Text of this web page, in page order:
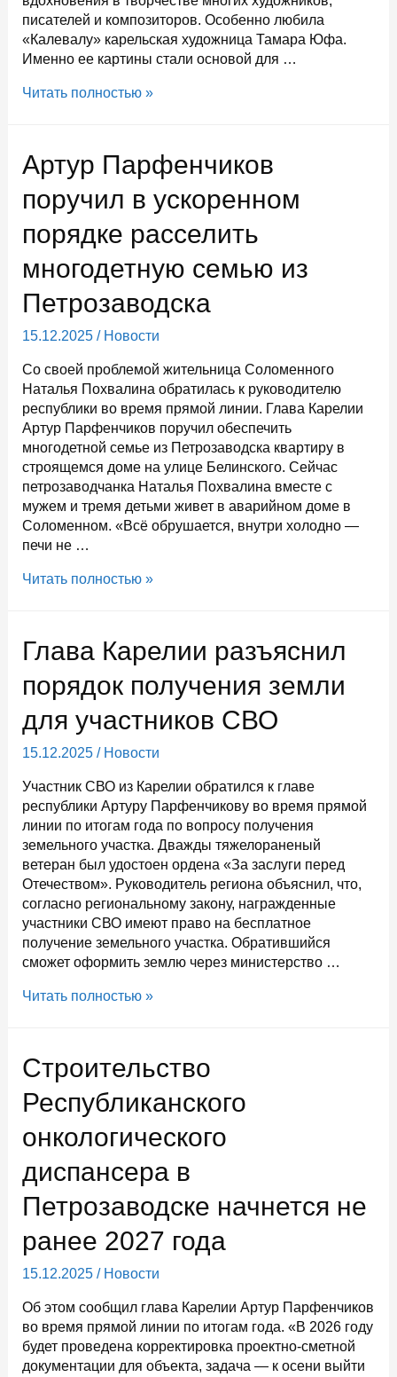
писателей и композиторов. Особенно любила
«Калевалу» карельская художница Тамара Юфа.
Именно ее картины стали основой для …
Карелия
на
«Книга
сказок»
в
Национальном
«Россия»
Читать полностью »
Артур Парфенчиков
поручил в ускоренном
порядке расселить
многодетную семью из
Петрозаводска
15.12.2025/ Новости
Со своей проблемой жительница Соломенного
Наталья Похвалина обратилась к руководителю
республики во время прямой линии. Глава Карелии
Артур Парфенчиков поручил обеспечить
многодетной семье из Петрозаводска квартиру в
строящемся доме на улице Белинского. Сейчас
петрозаводчанка Наталья Похвалина вместе с
мужем и тремя детьми живет в аварийном доме в
Соломенном. «Всё обрушается, внутри холодно —
печи не …
Артур
ускоренном
расселить
многодетную
семью
из
Читать полностью »
Глава Карелии разъяснил
порядок получения земли
для участников СВО
15.12.2025/ Новости
Участник СВО из Карелии обратился к главе
республики Артуру Парфенчикову во время прямой
линии по итогам года по вопросу получения
земельного участка. Дважды тяжелораненый
ветеран был удостоен ордена «За заслуги перед
Отечеством». Руководитель региона объяснил, что,
согласно региональному закону, награжденные
участники СВО имеют право на бесплатное
получение земельного участка. Обратившийся
сможет оформить землю через министерство …
Глава
получения
земли
для
участников
СВО
Читать полностью »
Строительство
Республиканского
онкологического
диспансера в
Петрозаводске начнется не
ранее 2027 года
15.12.2025/ Новости
Об этом сообщил глава Карелии Артур Парфенчиков
во время прямой линии по итогам года. «В 2026 году
будет проведена корректировка проектно-сметной
документации для объекта, задача — к осени выйти